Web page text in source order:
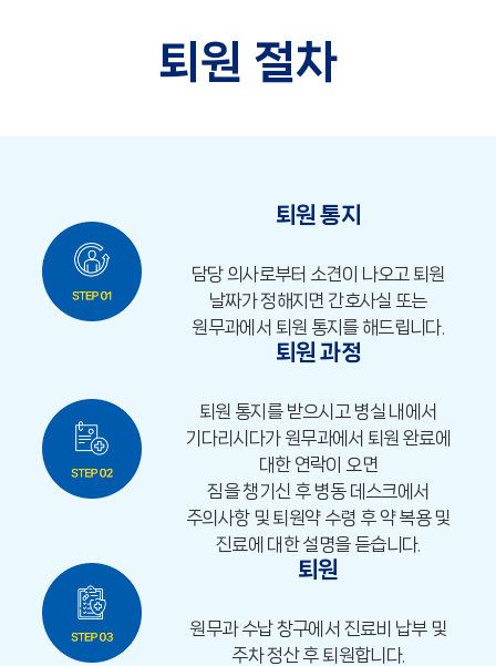
퇴원 절차
퇴원 통지
담당 의사로부터 소견이 나오고 퇴원
날짜가 정해지면 간호사실 또는
원무과에서 퇴원 통지를 해드립니다.
퇴원 과정
퇴원 통지를 받으시고 병실 내에서
기다리시다가 원무과에서 퇴원 완료에
대한 연락이 오면
짐을 챙기신 후 병동 데스크에서
주의사항 및 퇴원약 수령 후 약 복용 및
진료에 대한 설명을 듣습니다.
퇴원
원무과 수납 창구에서 진료비 납부 및
주차 정산 후 퇴원합니다.